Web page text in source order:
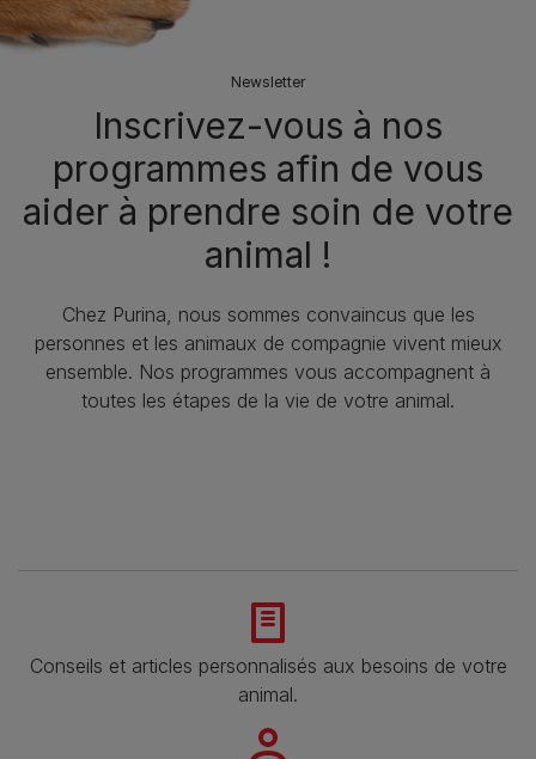
Newsletter
Inscrivez-vous à nos
programmes afin de vous
aider à prendre soin de votre
animal !
Chez Purina, nous sommes convaincus que les
personnes et les animaux de compagnie vivent mieux
ensemble. Nos programmes vous accompagnent à
toutes les étapes de la vie de votre animal.​
Conseils et articles personnalisés aux besoins de votre
animal​.